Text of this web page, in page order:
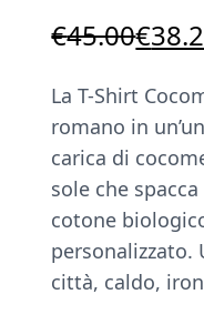
€45.00Il
era:
€
La T-Shirt
romano in
carica di
sole che
cotone
personalizzato.
città, caldo,